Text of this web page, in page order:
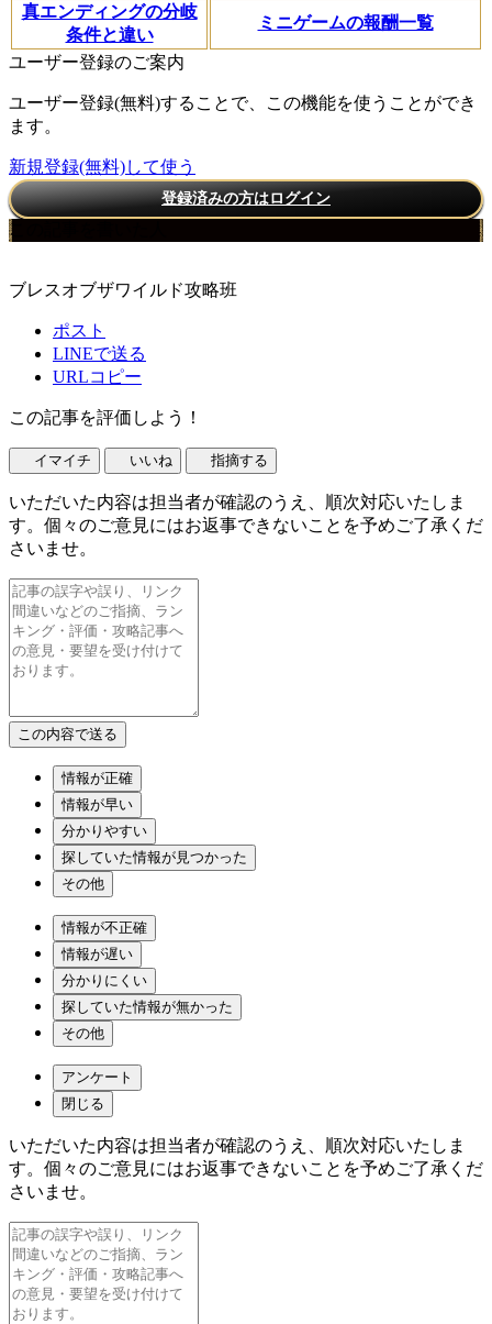
真エンディングの分岐
条件と違い
ミニゲームの報酬一覧
ユーザー登録のご案内
ユーザー登録(無料)することで、この機能を使うことができ
ます。
新規登録(無料)して使う
登録済みの方はログイン
この記事を書いた人
ブレスオブザワイルド攻略班
ポスト
LINEで送る
URLコピー
この記事を評価しよう！
イマイチ いいね 指摘する
いただいた内容は担当者が確認のうえ、順次対応いたしま
す。個々のご意見にはお返事できないことを予めご了承くだ
さいませ。
情報が正確
情報が早い
分かりやすい
探していた情報が見つかった
その他
情報が不正確
情報が遅い
分かりにくい
探していた情報が無かった
その他
アンケート
閉じる
いただいた内容は担当者が確認のうえ、順次対応いたしま
す。個々のご意見にはお返事できないことを予めご了承くだ
さいませ。